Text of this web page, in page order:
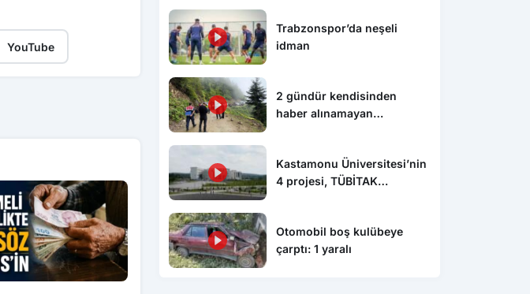
YouTube
Trabzonspor’da neşeli
idman
2 gündür kendisinden
haber alınamayan
Kastamonu Üniversitesi’nin
4 projesi, TÜBİTAK
Otomobil boş kulübeye
çarptı: 1 yaralı